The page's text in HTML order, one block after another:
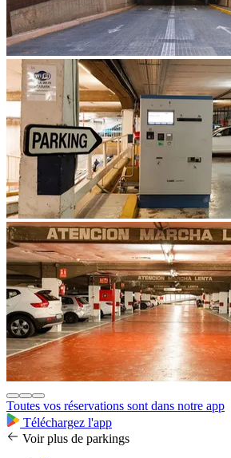
Toutes vos réservations sont dans notre app
Téléchargez l'app
Voir plus de parkings